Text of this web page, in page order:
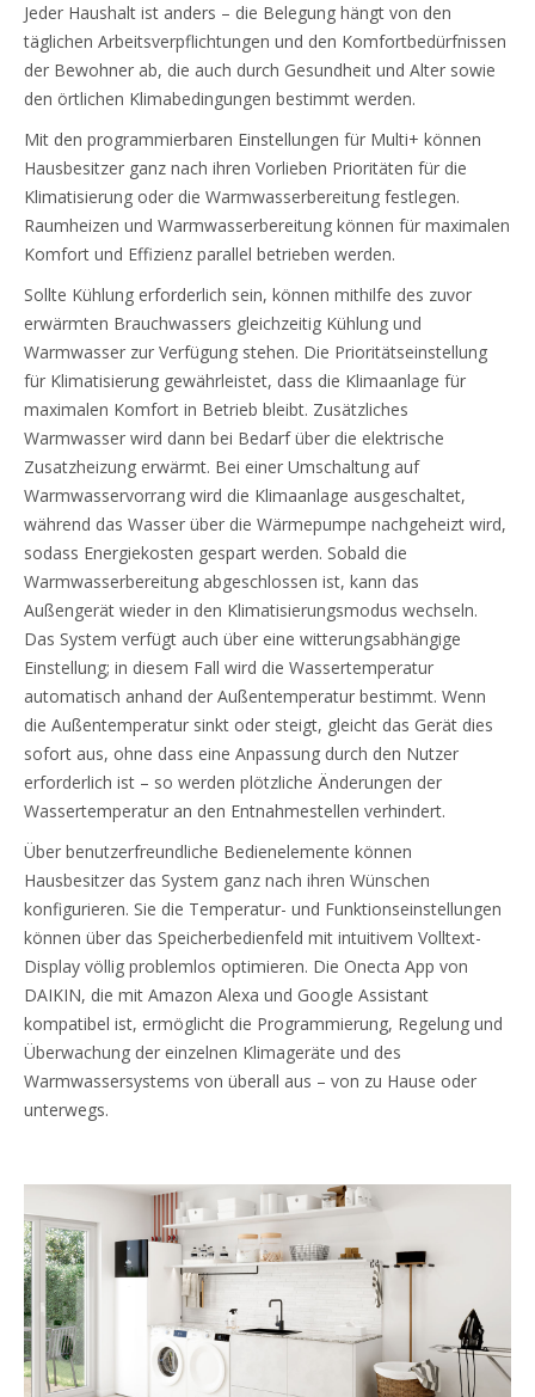
Jeder Haushalt ist anders – die Belegung hängt von den
täglichen Arbeitsverpflichtungen und den Komfortbedürfnissen
der Bewohner ab, die auch durch Gesundheit und Alter sowie
den örtlichen Klimabedingungen bestimmt werden.
Mit den programmierbaren Einstellungen für Multi+ können
Hausbesitzer ganz nach ihren Vorlieben Prioritäten für die
Klimatisierung oder die Warmwasserbereitung festlegen.
Raumheizen und Warmwasserbereitung können für maximalen
Komfort und Effizienz parallel betrieben werden.
Sollte Kühlung erforderlich sein, können mithilfe des zuvor
erwärmten Brauchwassers gleichzeitig Kühlung und
Warmwasser zur Verfügung stehen. Die Prioritätseinstellung
für Klimatisierung gewährleistet, dass die Klimaanlage für
maximalen Komfort in Betrieb bleibt. Zusätzliches
Warmwasser wird dann bei Bedarf über die elektrische
Zusatzheizung erwärmt. Bei einer Umschaltung auf
Warmwasservorrang wird die Klimaanlage ausgeschaltet,
während das Wasser über die Wärmepumpe nachgeheizt wird,
sodass Energiekosten gespart werden. Sobald die
Warmwasserbereitung abgeschlossen ist, kann das
Außengerät wieder in den Klimatisierungsmodus wechseln.
Das System verfügt auch über eine witterungsabhängige
Einstellung; in diesem Fall wird die Wassertemperatur
automatisch anhand der Außentemperatur bestimmt. Wenn
die Außentemperatur sinkt oder steigt, gleicht das Gerät dies
sofort aus, ohne dass eine Anpassung durch den Nutzer
erforderlich ist – so werden plötzliche Änderungen der
Wassertemperatur an den Entnahmestellen verhindert.
Über benutzerfreundliche Bedienelemente können
Hausbesitzer das System ganz nach ihren Wünschen
konfigurieren. Sie die Temperatur- und Funktionseinstellungen
können über das Speicherbedienfeld mit intuitivem Volltext-
Display völlig problemlos optimieren. Die Onecta App von
DAIKIN, die mit Amazon Alexa und Google Assistant
kompatibel ist, ermöglicht die Programmierung, Regelung und
Überwachung der einzelnen Klimageräte und des
Warmwassersystems von überall aus – von zu Hause oder
unterwegs.